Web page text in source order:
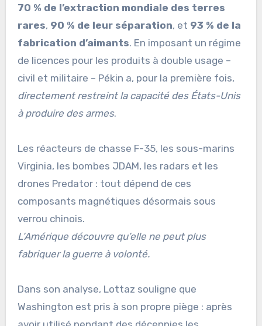
70 % de l’extraction mondiale des terres
rares, 90 % de leur séparation, et 93 % de la
fabrication d’aimants. En imposant un régime
de licences pour les produits à double usage –
civil et militaire – Pékin a, pour la première fois,
directement restreint la capacité des États-Unis
à produire des armes.
Les réacteurs de chasse F-35, les sous-marins
Virginia, les bombes JDAM, les radars et les
drones Predator : tout dépend de ces
composants magnétiques désormais sous
verrou chinois.
L’Amérique découvre qu’elle ne peut plus
fabriquer la guerre à volonté.
Dans son analyse, Lottaz souligne que
Washington est pris à son propre piège : après